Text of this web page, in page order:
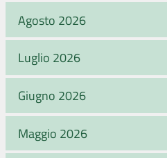
Agosto 2026
Luglio 2026
Giugno 2026
Maggio 2026